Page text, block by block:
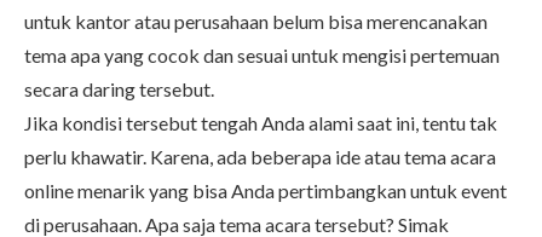
untuk kantor atau perusahaan belum bisa merencanakan
tema apa yang cocok dan sesuai untuk mengisi pertemuan
secara daring tersebut.
Jika kondisi tersebut tengah Anda alami saat ini, tentu tak
perlu khawatir. Karena, ada beberapa ide atau tema acara
online menarik yang bisa Anda pertimbangkan untuk event
di perusahaan. Apa saja tema acara tersebut? Simak